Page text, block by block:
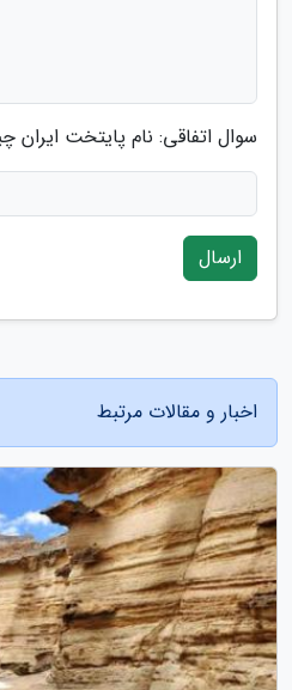
سوال اتفاقی: نام پایتخت
ارسال
اخبار و مقالات مرتبط